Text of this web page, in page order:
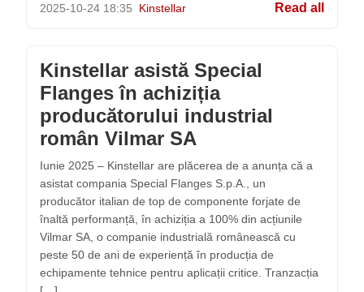
2025-10-24 18:35 Kinstellar Read all
Kinstellar asistă Special
Flanges în achiziția
producătorului industrial
român Vilmar SA
Iunie 2025 – Kinstellar are plăcerea de a anunța că a
asistat compania Special Flanges S.p.A., un
producător italian de top de componente forjate de
înaltă performanță, în achiziția a 100% din acțiunile
Vilmar SA, o companie industrială românească cu
peste 50 de ani de experiență în producția de
echipamente tehnice pentru aplicații critice. Tranzacția